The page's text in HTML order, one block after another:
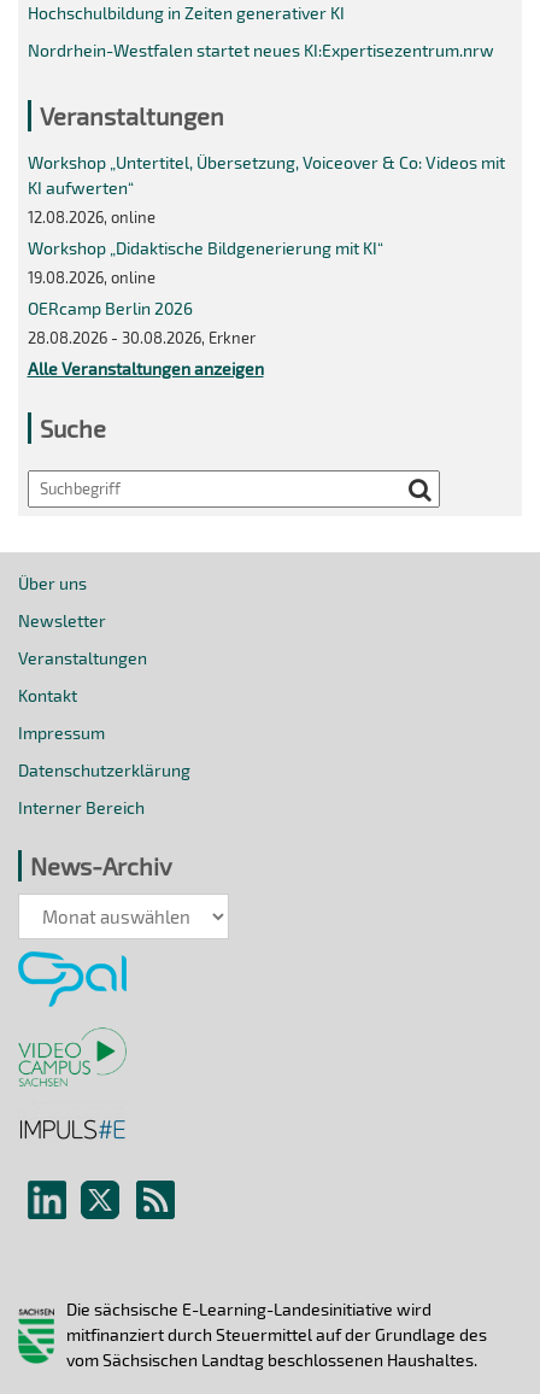
Hochschulbildung in Zeiten generativer KI
Nordrhein-Westfalen startet neues KI:Expertisezentrum.nrw
Veranstaltungen
Workshop „Untertitel, Übersetzung, Voiceover & Co: Videos mit
KI aufwerten“
12.08.2026, online
Workshop „Didaktische Bildgenerierung mit KI“
19.08.2026, online
OERcamp Berlin 2026
28.08.2026 - 30.08.2026, Erkner
Alle Veranstaltungen anzeigen
Suche
Search
Über uns
Newsletter
Veranstaltungen
Kontakt
Impressum
Datenschutzerklärung
Interner Bereich
News-Archiv
News-
Archiv
Die sächsische E-Learning-Landesinitiative wird
mitfinanziert durch Steuermittel auf der Grundlage des
vom Sächsischen Landtag beschlossenen Haushaltes.